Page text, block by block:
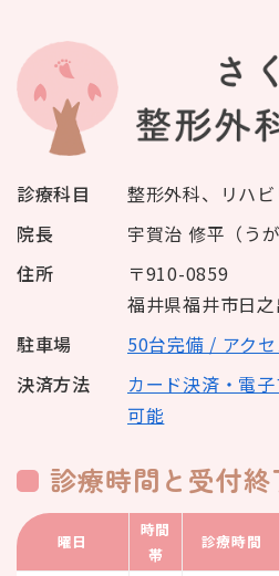
診療科目
整形外科、リハ
院長
宇賀治 修平（う
住所
〒910-0859
福井県福井市日
駐車場
50台完備 / アク
決済方法
カード決済・電
可能
診療時間と受付終
曜日
時間
帯
診療時間